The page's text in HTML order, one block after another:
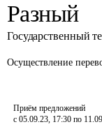
Разный
Государственный
Осуществление
Приём предложений
с 05.09.23, 17:30 по